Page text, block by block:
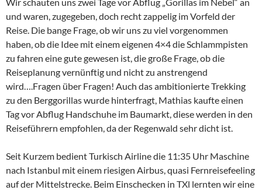
und waren, zugegeben, doch recht zappelig im Vorfeld der
Reise. Die bange Frage, ob wir uns zu viel vorgenommen
haben, ob die Idee mit einem eigenen 4×4 die Schlammpisten
zu fahren eine gute gewesen ist, die große Frage, ob die
Reiseplanung vernünftig und nicht zu anstrengend
wird….Fragen über Fragen! Auch das ambitionierte Trekking
zu den Berggorillas wurde hinterfragt, Mathias kaufte einen
Tag vor Abflug Handschuhe im Baumarkt, diese werden in den
Reiseführern empfohlen, da der Regenwald sehr dicht ist.
Seit Kurzem bedient Turkisch Airline die 11:35 Uhr Maschine
nach Istanbul mit einem riesigen Airbus, quasi Fernreisefeeling
auf der Mittelstrecke. Beim Einschecken in TXl lernten wir eine